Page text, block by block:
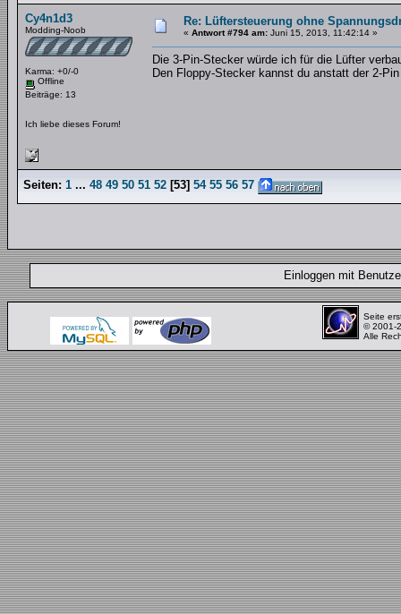
Cy4n1d3
Modding-Noob
Karma: +0/-0
Offline
Beiträge: 13
Ich liebe dieses Forum!
Re: Lüftersteuerung ohne
« Antwort #794 am: Juni 15, 2013, 11:42:14 »
Die 3-Pin-Stecker würde ich für die Lüfter
Den Floppy-Stecker kannst du anstatt der 2-
Seiten: 1 ... 48 49 50 51 52 [53] 54 55 56 57
Einloggen mit
Seite
© 2001-
Alle